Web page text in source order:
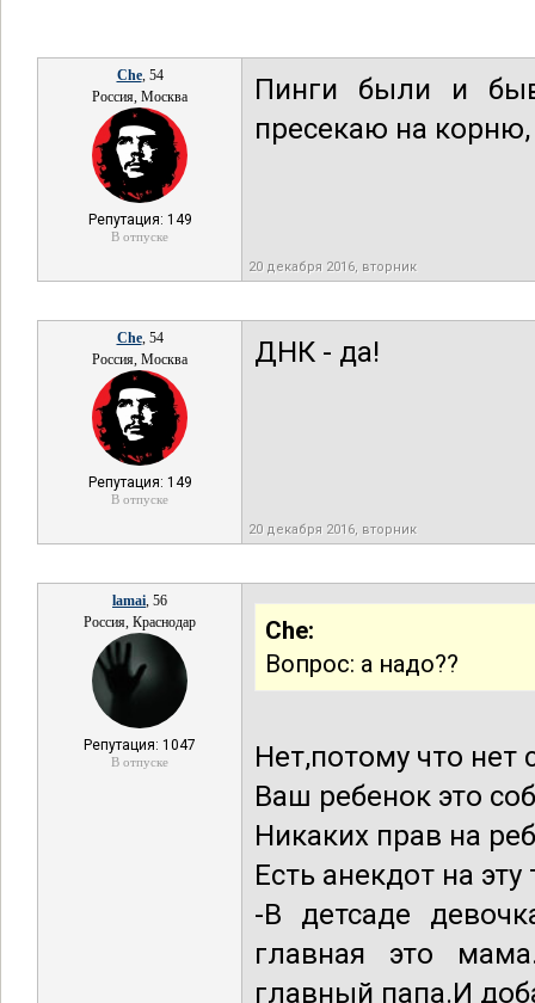
Che, 54
Россия, Москва
Репутация: 149
В отпуске
Пинги были и
пресекаю на корню,
20 декабря 2016, вторник
Che, 54
Россия, Москва
Репутация: 149
В отпуске
ДНК - да!
20 декабря 2016, вторник
lamai, 56
Россия, Краснодар
Репутация: 1047
В отпуске
Che:
Вопрос: а надо??
Нет,потому что нет
Ваш ребенок это
Никаких прав на
Есть анекдот на эту
-В детсаде
главная это
главный папа.И